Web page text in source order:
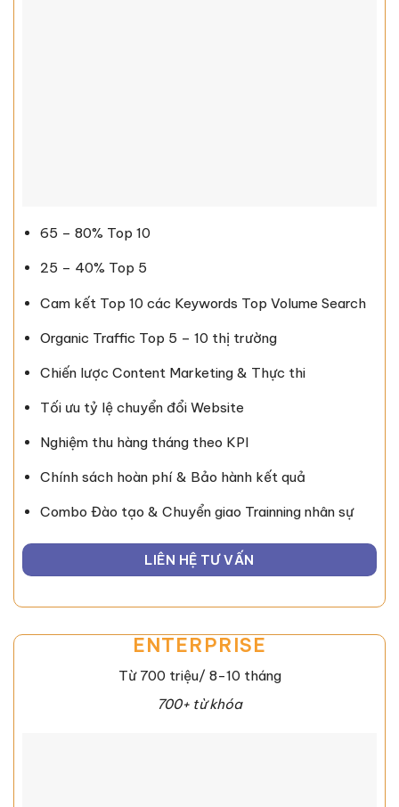
65 – 80% Top 10
25 – 40% Top 5
Cam kết Top 10 các Keywords Top Volume Search
Organic Traffic Top 5 – 10 thị trường
Chiến lược Content Marketing & Thực thi
Tối ưu tỷ lệ chuyển đổi Website
Nghiệm thu hàng tháng theo KPI
Chính sách hoàn phí & Bảo hành kết quả
Combo Đào tạo & Chuyển giao Trainning nhân sự
LIÊN HỆ TƯ VẤN
ENTERPRISE
Từ 700 triệu/ 8-10 tháng
700+ từ khóa